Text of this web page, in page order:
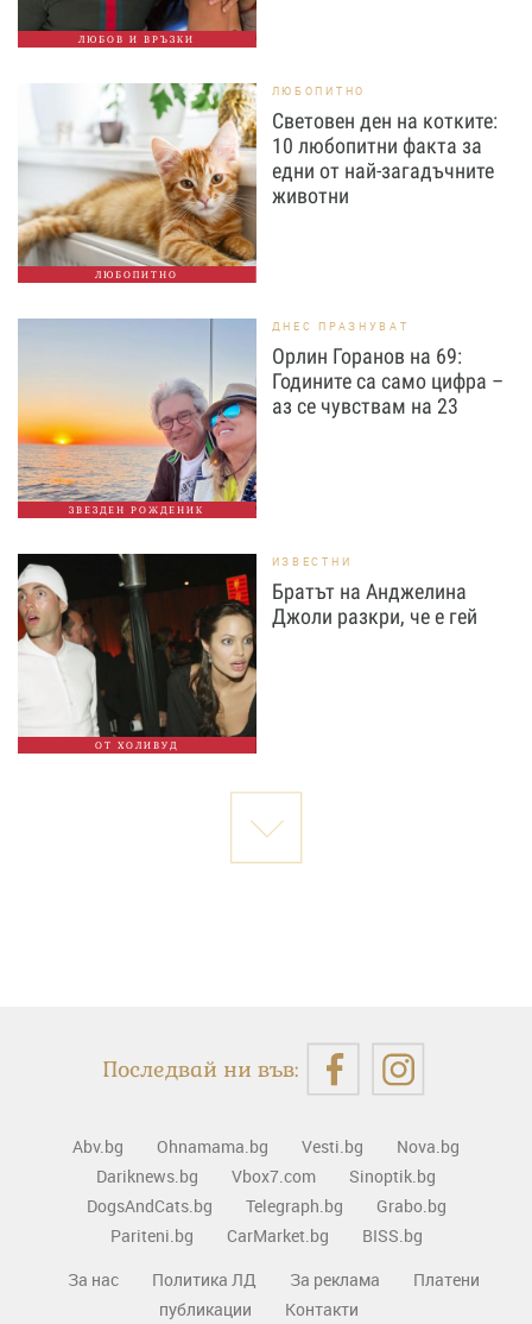
ЛЮБОВ И ВРЪЗКИ
ЛЮБОПИТНО
ЛЮБОПИТНО
Световен ден на котките:
10 любопитни факта за
едни от най-загадъчните
животни
ЗВЕЗДЕН РОЖДЕНИК
ДНЕС ПРАЗНУВАТ
Орлин Горанов на 69:
Годините са само цифра –
аз се чувствам на 23
ОТ ХОЛИВУД
ИЗВЕСТНИ
Братът на Анджелина
Джоли разкри, че е гей
Последвай ни във:
Abv.bg Ohnamama.bg Vesti.bg
Nova.bg
Dariknews.bg
Vbox7.com
Sinoptik.bg
DogsAndCats.bg
Telegraph.bg
Grabo.bg
Pariteni.bg
CarMarket.bg
BISS.bg
За нас
Политика ЛД За реклама
Платени
публикации
Контакти